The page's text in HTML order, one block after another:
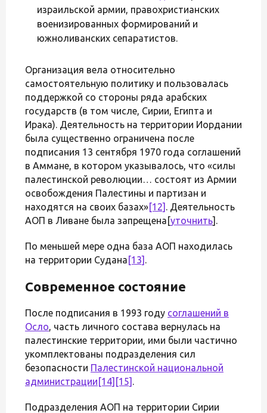
израильской армии, правохристианских
военизированных формирований и
южноливанских сепаратистов.
Организация вела относительно
самостоятельную политику и пользовалась
поддержкой со стороны ряда арабских
государств (в том числе, Сирии, Египта и
Ирака). Деятельность на территории Иордании
была существенно ограничена после
подписания 13 сентября 1970 года соглашений
в Аммане, в котором указывалось, что «силы
палестинской революции… состоят из Армии
освобождения Палестины и партизан и
находятся на своих базах»[12] . Деятельность
АОП в Ливане была запрещена[уточнить].
По меньшей мере одна база АОП находилась
на территории Судана [13] .
Современное состояние
После подписания в 1993 году соглашений в
Осло, часть личного состава вернулась на
палестинские территории, ими были частично
укомплектованы подразделения сил
безопасности Палестинской национальной
администрации [14] [15] .
Подразделения АОП на территории Сирии